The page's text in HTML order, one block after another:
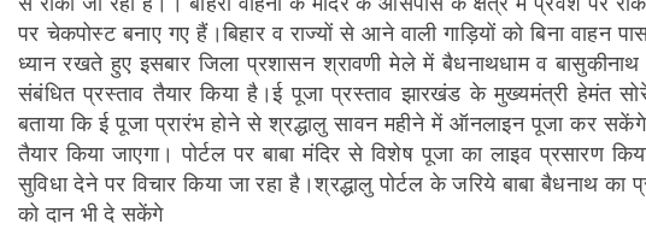
पर चेकपोस्ट बनाए गए हैं।बिहार व राज्यों से आने वाली गाड़ियों को बिना
ध्यान रखते हुए इसबार जिला प्रशासन श्रावणी मेले में बैधनाथधाम व
संबंधित प्रस्ताव तैयार किया है।ई पूजा प्रस्ताव झारखंड के मुख्यमंत्री हेमंत
बताया कि ई पूजा प्रारंभ होने से श्रद्धालु सावन महीने में ऑनलाइन पूजा कर सकेंगे।
तैयार किया जाएगा। पोर्टल पर बाबा मंदिर से विशेष पूजा का लाइव प्रसारण
सुविधा देने पर विचार किया जा रहा है।श्रद्धालु पोर्टल के जरिये बाबा बैधनाथ
को दान भी दे सकेंगे